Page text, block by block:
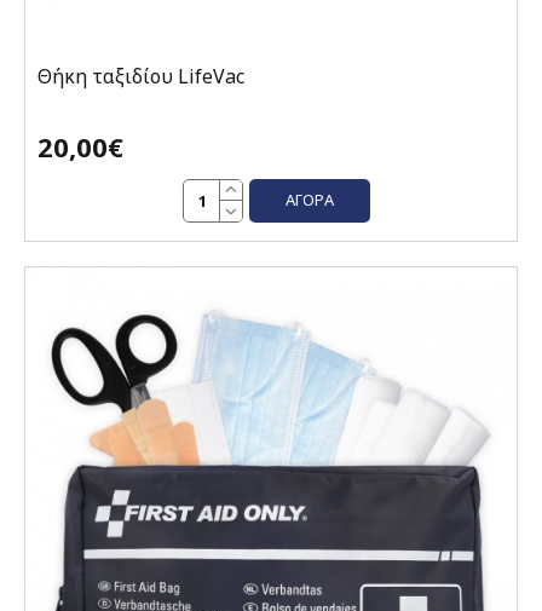
Θήκη ταξιδίου LifeVac
20,00€
ΑΓΟΡΆ